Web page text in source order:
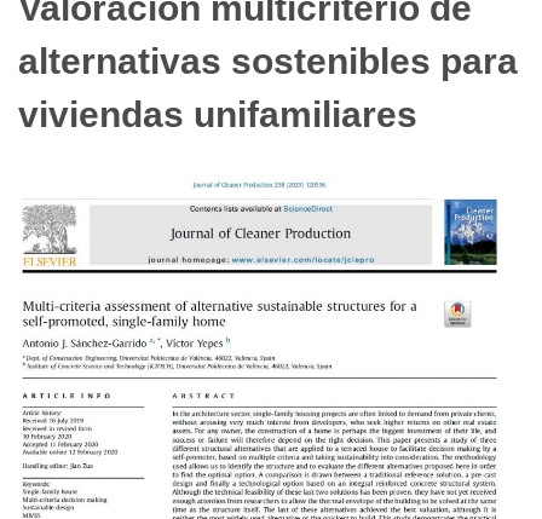
alternativas sostenibles para
viviendas unifamiliares